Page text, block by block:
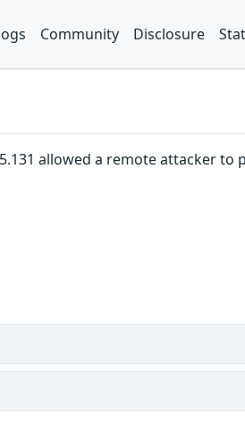
Community Disclosure
allowed a remote attacker to